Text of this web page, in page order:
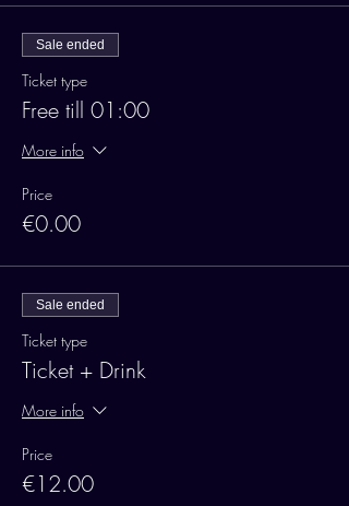
Sale ended
Ticket type
Free till 01:00
More info
Price
€0.00
Sale ended
Ticket type
Ticket + Drink
More info
Price
€12.00